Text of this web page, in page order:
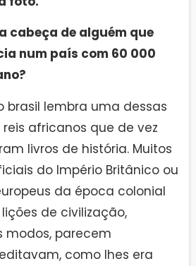
cabeça de alguém que
num país com 60 000
brasil lembra uma dessas
africanos que de vez
livros de história. Muitos
do Império Britânico ou
da época colonial
de civilização,
modos, parecem
como lhes era